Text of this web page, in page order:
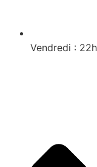
Vendredi :